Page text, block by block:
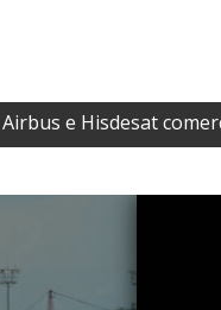
Airbus suma 204
El fondo Scaleup Europe
Easyjet vendida por
Airbus e Hisdesat